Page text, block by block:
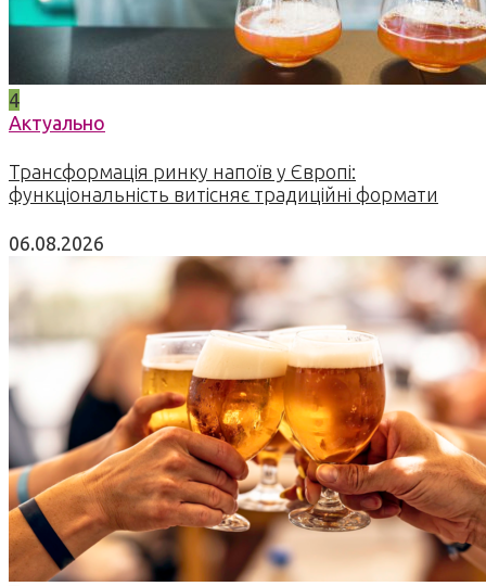
4
Актуально
Трансформація ринку напоїв у Європі:
функціональність витісняє традиційні формати
06.08.2026